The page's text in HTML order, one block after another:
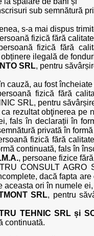
sub semnătură
s-a mai dispus
fizică fără
fizică fără
ilegală de
SRL, pentru
cauză, au fost
fizică fără
SRL, pentru
rezultat obţinerea pe
fals în declarații în
privată în
fizică fără
continuată, fals în
, persoane fizice
CONSULT AGRO
dacă fapta
aceasta ori în numele
SRL, pentru
TEHNIC SRL și
continuată.